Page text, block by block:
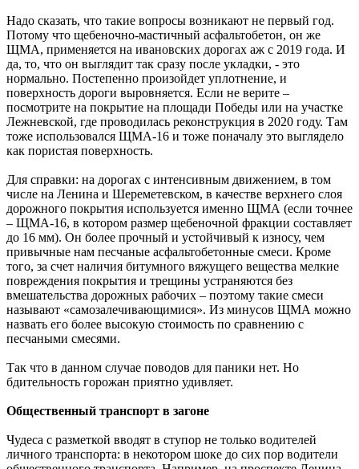
Надо сказать, что такие вопросы возникают не первый год.
Потому что щебеночно-мастичный асфальтобетон, он же
ЩМА, применяется на ивановских дорогах аж с 2019 года. И
да, то, что он выглядит так сразу после укладки, - это
нормально. Постепенно произойдет уплотнение, и
поверхность дороги выровняется. Если не верите –
посмотрите на покрытие на площади Победы или на участке
Лежневской, где проводилась реконструкция в 2020 году. Там
тоже использовался ЩМА-16 и тоже поначалу это выглядело
как пористая поверхность.
Для справки: на дорогах с интенсивным движением, в том
числе на Ленина и Шереметевском, в качестве верхнего слоя
дорожного покрытия используется именно ЩМА (если точнее
– ЩМА-16, в котором размер щебеночной фракции составляет
до 16 мм). Он более прочный и устойчивый к износу, чем
привычные нам песчаные асфальтобетонные смеси. Кроме
того, за счет наличия битумного вяжущего вещества мелкие
повреждения покрытия и трещины устраняются без
вмешательства дорожных рабочих – поэтому такие смеси
называют «самозалечивающимися». Из минусов ЩМА можно
назвать его более высокую стоимость по сравнению с
песчаными смесями.
Так что в данном случае поводов для паники нет. Но
бдительность горожан приятно удивляет.
Общественный транспорт в загоне
Чудеса с разметкой вводят в ступор не только водителей
личного транспорта: в некотором шоке до сих пор водители